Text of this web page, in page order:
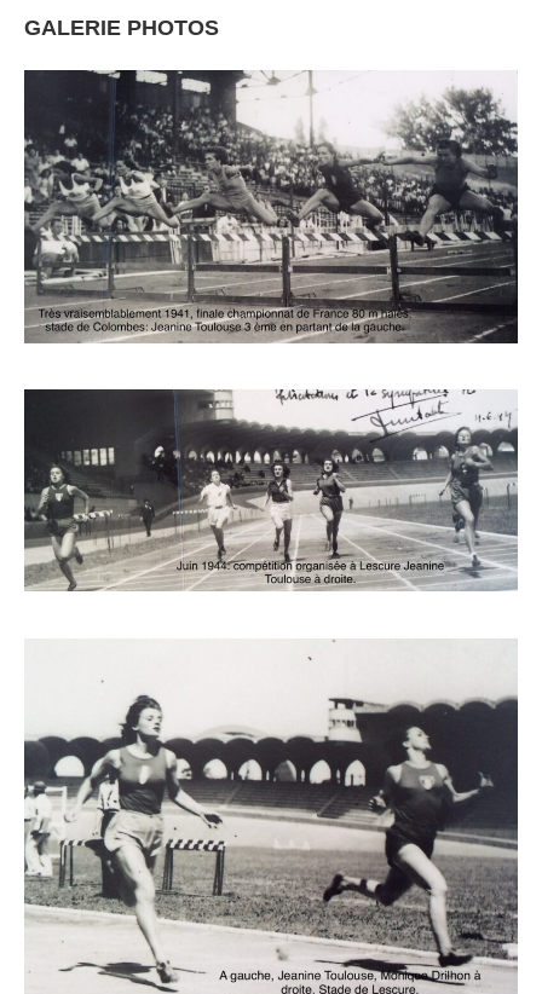
GALERIE PHOTOS